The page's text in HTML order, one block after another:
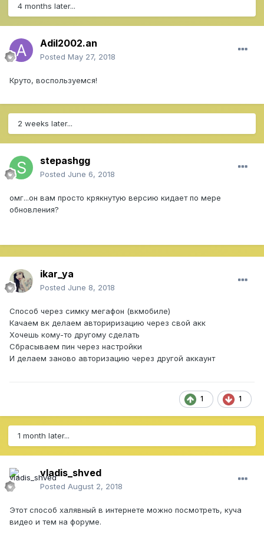
4 months later...
Adil2002.an
Posted May 27, 2018
Круто, воспользуемся!
2 weeks later...
stepashgg
Posted June 6, 2018
омг...он вам просто крякнутую версию кидает по мере
обновления?
ikar_ya
Posted June 8, 2018
Способ через симку мегафон (вкмобиле)
Качаем вк делаем авториризацию через свой акк
Хочешь кому-то другому сделать
Сбрасываем пин через настройки
И делаем заново авторизацию через другой аккаунт
1 1
1 month later...
vladis_shved
Posted August 2, 2018
Этот способ халявный в интернете можно посмотреть, куча
видео и тем на форуме.